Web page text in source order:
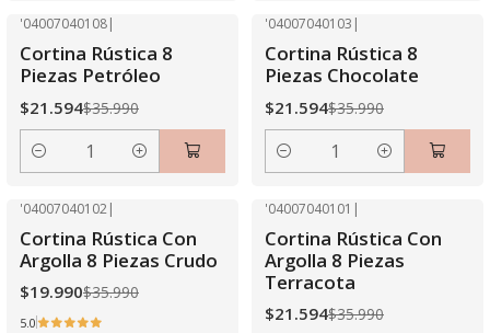
'04007040108|
Cortina Rústica 8
Piezas Petróleo
$21.594$35.990
Cantidad
'04007040103 |
Cortina Rústica 8
Piezas Chocolate
$21.594$35.990
Cantidad
'04007040102|
Cortina Rústica Con
Argolla 8 Piezas Crudo
$19.990$35.990
5.0
'04007040101 |
Cortina Rústica Con
Argolla 8 Piezas
Terracota
$21.594$35.990